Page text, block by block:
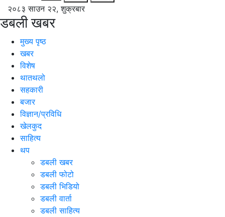
२०८३ साउन २२, शुक्रबार
डबली खबर
मुख्य पृष्ठ
खबर
विशेष
थातथलो
सहकारी
बजार
विज्ञान/प्रविधि
खेलकुद
साहित्य
थप
डबली खबर
डबली फोटो
डबली भिडियो
डबली वार्ता
डबली साहित्य